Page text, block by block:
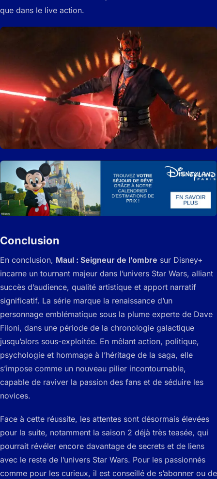
que dans le live action.
Conclusion
En conclusion, Maul : Seigneur de l’ombre sur Disney+
incarne un tournant majeur dans l’univers Star Wars, alliant
succès d’audience, qualité artistique et apport narratif
significatif. La série marque la renaissance d’un
personnage emblématique sous la plume experte de Dave
Filoni, dans une période de la chronologie galactique
jusqu’alors sous-exploitée. En mêlant action, politique,
psychologie et hommage à l’héritage de la saga, elle
s’impose comme un nouveau pilier incontournable,
capable de raviver la passion des fans et de séduire les
novices.
Face à cette réussite, les attentes sont désormais élevées
pour la suite, notamment la saison 2 déjà très teasée, qui
pourrait révéler encore davantage de secrets et de liens
avec le reste de l’univers Star Wars. Pour les passionnés
comme pour les curieux, il est conseillé de s’abonner ou de